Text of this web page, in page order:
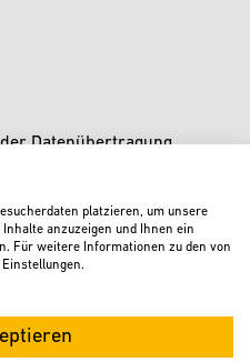
Datenübertragung
an Google übermittelt
Dienst auch wieder
platzieren, um unsere
anzuzeigen und Ihnen ein
Für weitere Informationen zu den von